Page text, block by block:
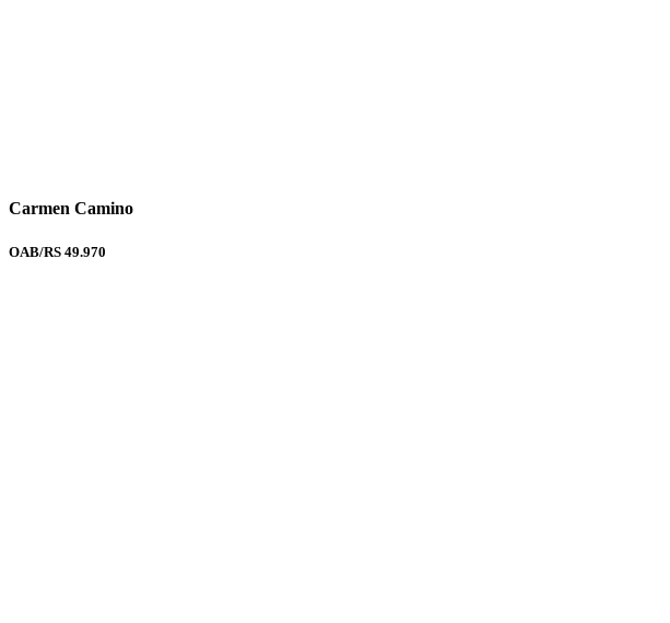
Carmen Camino
OAB/RS 49.970